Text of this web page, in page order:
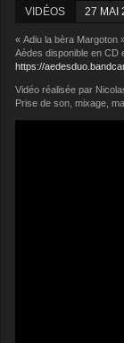
VIDÉOS 27 MAI
« Adiu la bèra Margoton
Aèdes disponible en CD
https://
Vidéo réalisée par
Prise de son, mixage,